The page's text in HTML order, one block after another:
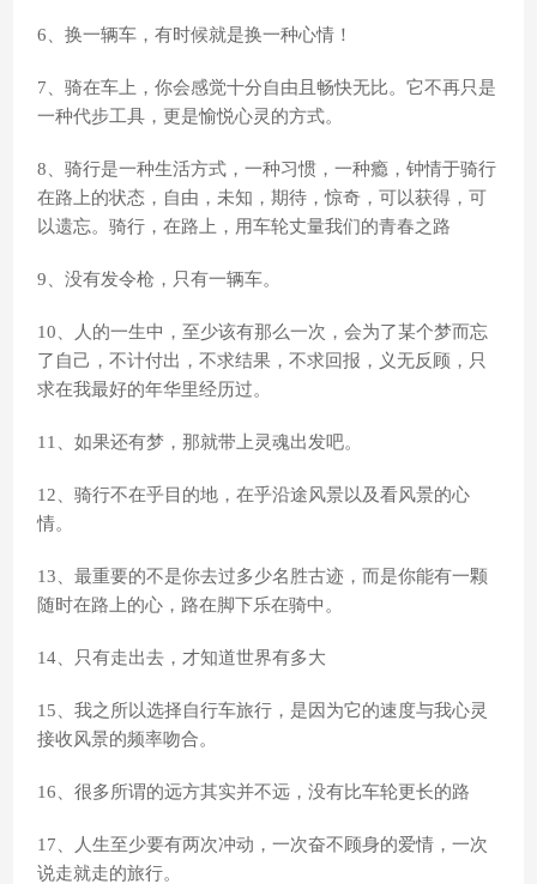
6、换一辆车，有时候就是换一种心情！
7、骑在车上，你会感觉十分自由且畅快无比。它不再只是
一种代步工具，更是愉悦心灵的方式。
8、骑行是一种生活方式，一种习惯，一种瘾，钟情于骑行
在路上的状态，自由，未知，期待，惊奇，可以获得，可
以遗忘。骑行，在路上，用车轮丈量我们的青春之路
9、没有发令枪，只有一辆车。
10、人的一生中，至少该有那么一次，会为了某个梦而忘
了自己，不计付出，不求结果，不求回报，义无反顾，只
求在我最好的年华里经历过。
11、如果还有梦，那就带上灵魂出发吧。
12、骑行不在乎目的地，在乎沿途风景以及看风景的心
情。
13、最重要的不是你去过多少名胜古迹，而是你能有一颗
随时在路上的心，路在脚下乐在骑中。
14、只有走出去，才知道世界有多大
15、我之所以选择自行车旅行，是因为它的速度与我心灵
接收风景的频率吻合。
16、很多所谓的远方其实并不远，没有比车轮更长的路
17、人生至少要有两次冲动，一次奋不顾身的爱情，一次
说走就走的旅行。